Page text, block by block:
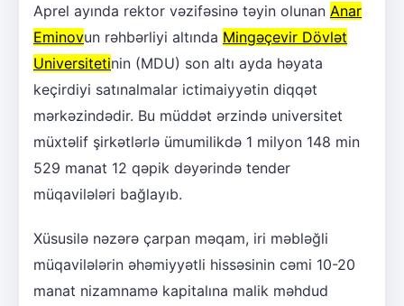
Aprel ayında rektor vəzifəsinə təyin olunan Anar
Eminovun rəhbərliyi altında Mingəçevir Dövlət
Universitetinin (MDU) son altı ayda həyata
keçirdiyi satınalmalar ictimaiyyətin diqqət
mərkəzindədir. Bu müddət ərzində universitet
müxtəlif şirkətlərlə ümumilikdə 1 milyon 148 min
529 manat 12 qəpik dəyərində tender
müqavilələri bağlayıb.
Xüsusilə nəzərə çarpan məqam, iri məbləğli
müqavilələrin əhəmiyyətli hissəsinin cəmi 10-20
manat nizamnamə kapitalına malik məhdud